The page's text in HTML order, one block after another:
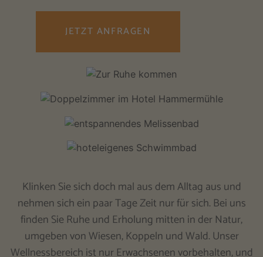
JETZT ANFRAGEN
Klinken Sie sich doch mal aus dem Alltag aus und
nehmen sich ein paar Tage Zeit nur für sich. Bei uns
finden Sie Ruhe und Erholung mitten in der Natur,
umgeben von Wiesen, Koppeln und Wald. Unser
Wellnessbereich ist nur Erwachsenen vorbehalten, und